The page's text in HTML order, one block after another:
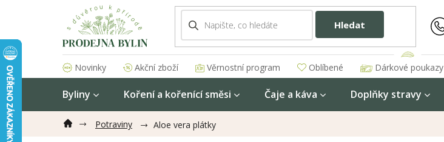
Hledat
Novinky Akční zboží Věrnostní program Oblíbené Dárkové poukazy
Byliny Koření a kořenící směsi Čaje a káva Doplňky stravy
Potraviny Aloe vera plátky